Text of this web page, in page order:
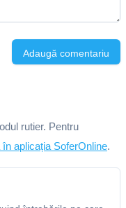
Adaugă comentariu
rutier. Pentru
în aplicația SoferOnline.